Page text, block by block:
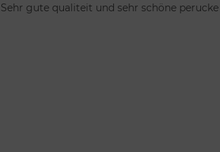
Sehr gute qualiteit und sehr schöne perucke